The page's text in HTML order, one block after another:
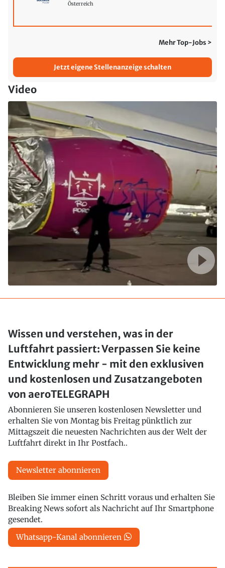
Österreich
Mehr Top-Jobs >
Jetzt eigene Stellenanzeige schalten
Video
Wissen und verstehen, was in der
Luftfahrt passiert: Verpassen Sie keine
Entwicklung mehr - mit den exklusiven
und kostenlosen und Zusatzangeboten
von aeroTELEGRAPH
Abonnieren Sie unseren kostenlosen Newsletter und
erhalten Sie von Montag bis Freitag pünktlich zur
Mittagszeit die neuesten Nachrichten aus der Welt der
Luftfahrt direkt in Ihr Postfach..
Newsletter abonnieren
Bleiben Sie immer einen Schritt voraus und erhalten Sie
Breaking News sofort als Nachricht auf Ihr Smartphone
gesendet.
Whatsapp-Kanal abonnieren